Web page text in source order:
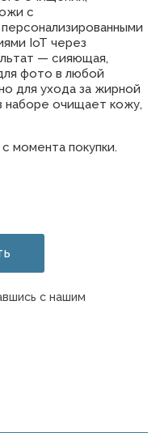
с
IoT через
— сияющая,
фото в любой
для ухода за жирной
очищает кожу,
момента покупки.
с нашим